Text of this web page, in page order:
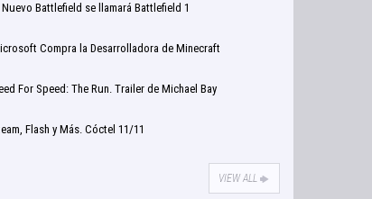
Nuevo Battlefield se llamará Battlefield 1
Compra la Desarrolladora de Minecraft
For Speed: The Run. Trailer de Michael Bay
Flash y Más. Cóctel 11/11
VIEW ALL